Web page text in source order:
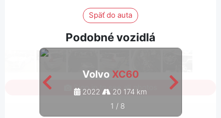
Späť do auta
Podobné vozidlá
Volvo XC60
2022
20 174 km
1 / 8
Sign in to see all photos